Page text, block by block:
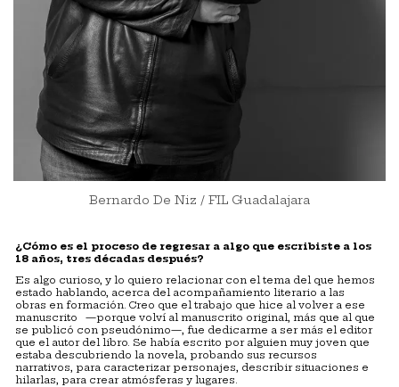
Bernardo De Niz / FIL Guadalajara
¿Cómo es el proceso de regresar a algo que escribiste a los
18 años, tres décadas después?
Es algo curioso, y lo quiero relacionar con el tema del que hemos
estado hablando, acerca del acompañamiento literario a las
obras en formación. Creo que el trabajo que hice al volver a ese
manuscrito —porque volví al manuscrito original, más que al que
se publicó con pseudónimo—, fue dedicarme a ser más el editor
que el autor del libro. Se había escrito por alguien muy joven que
estaba descubriendo la novela, probando sus recursos
narrativos, para caracterizar personajes, describir situaciones e
hilarlas, para crear atmósferas y lugares.